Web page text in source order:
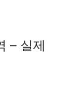
– 실제